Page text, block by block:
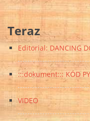
Teraz
Editorial: DANCING
:::dokument::: KÓD
VIDEO